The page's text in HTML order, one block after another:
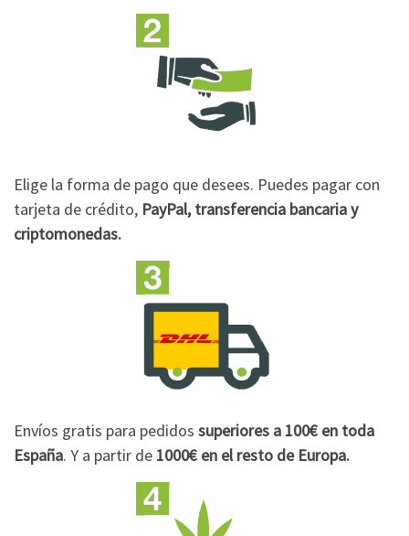
Elige la forma de pago que desees. Puedes pagar con
tarjeta de crédito, PayPal, transferencia bancaria y
criptomonedas.
Envíos gratis para pedidos superiores a 100€ en toda
España. Y a partir de 1000€ en el resto de Europa.